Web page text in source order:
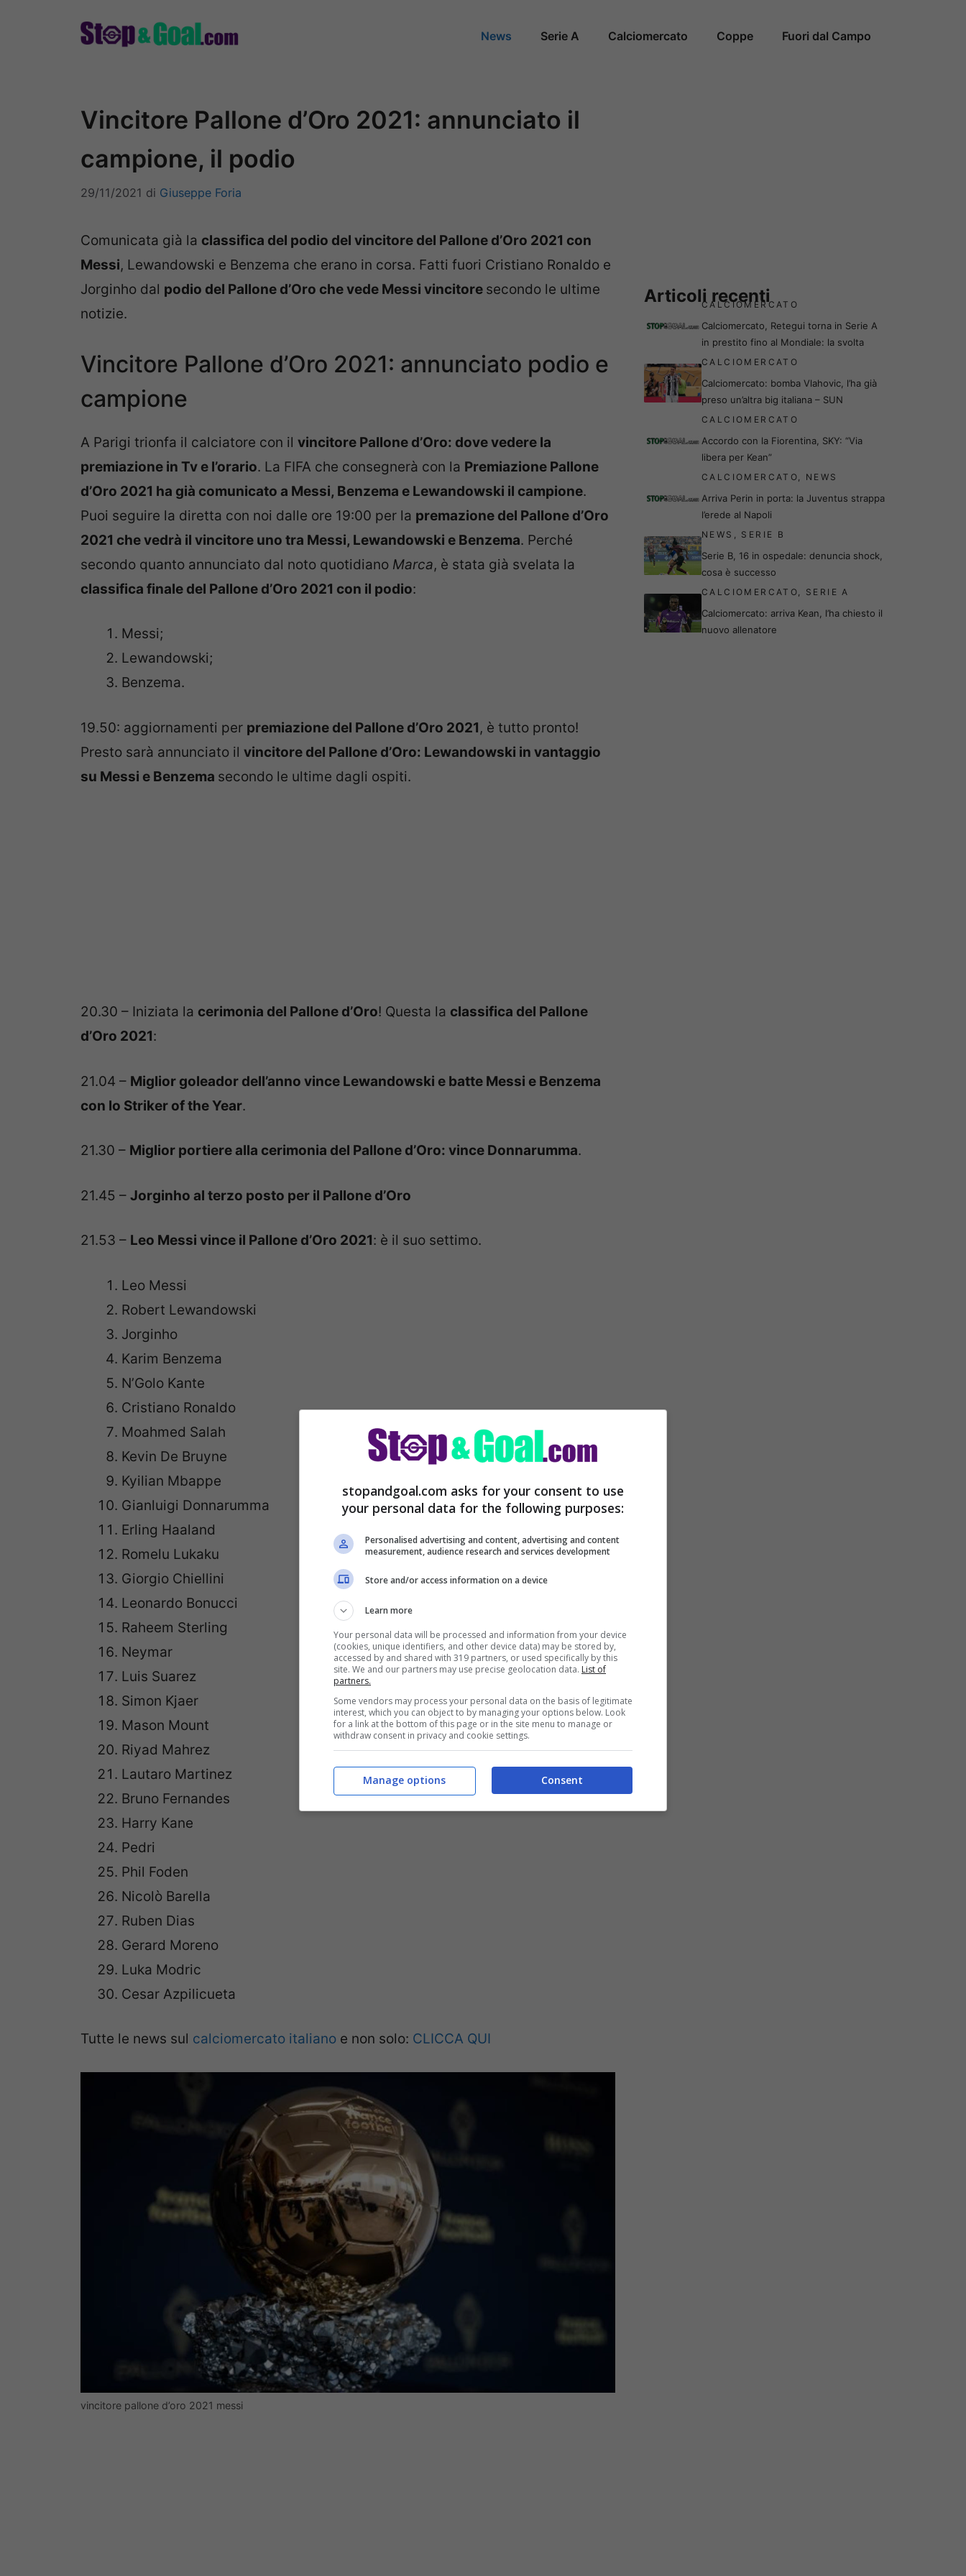
News Serie A Calciomercato Coppe Fuori dal Campo
Vincitore Pallone d’Oro 2021: annunciato il
campione, il podio
29/11/2021 di Giuseppe Foria
Comunicata già la classifica del podio del vincitore del Pallone d’Oro 2021 con
Messi, Lewandowski e Benzema che erano in corsa. Fatti fuori Cristiano Ronaldo e
Jorginho dal podio del Pallone d’Oro che vede Messi vincitore secondo le ultime
notizie.
Vincitore Pallone d’Oro 2021: annunciato podio e
campione
A Parigi trionfa il calciatore con il vincitore Pallone d’Oro: dove vedere la
premiazione in Tv e l’orario. La FIFA che consegnerà con la Premiazione Pallone
d’Oro 2021 ha già comunicato a Messi, Benzema e Lewandowski il campione.
Puoi seguire la diretta con noi dalle ore 19:00 per la premazione del Pallone d’Oro
2021 che vedrà il vincitore uno tra Messi, Lewandowski e Benzema. Perché
secondo quanto annunciato dal noto quotidiano Marca, è stata già svelata la
classifica finale del Pallone d’Oro 2021 con il podio:
Messi;
Lewandowski;
Benzema.
19.50: aggiornamenti per premiazione del Pallone d’Oro 2021, è tutto pronto!
Presto sarà annunciato il vincitore del Pallone d’Oro: Lewandowski in vantaggio
su Messi e Benzema secondo le ultime dagli ospiti.
20.30 – Iniziata la cerimonia del Pallone d’Oro! Questa la classifica del Pallone
d’Oro 2021:
21.04 – Miglior goleador dell’anno vince Lewandowski e batte Messi e Benzema
con lo Striker of the Year.
21.30 – Miglior portiere alla cerimonia del Pallone d’Oro: vince Donnarumma.
21.45 – Jorginho al terzo posto per il Pallone d’Oro
21.53 – Leo Messi vince il Pallone d’Oro 2021: è il suo settimo.
Leo Messi
Robert Lewandowski
Jorginho
Karim Benzema
N’Golo Kante
Cristiano Ronaldo
Moahmed Salah
Kevin De Bruyne
Kyilian Mbappe
Gianluigi Donnarumma
Erling Haaland
Romelu Lukaku
Giorgio Chiellini
Leonardo Bonucci
Raheem Sterling
Neymar
Luis Suarez
Simon Kjaer
Mason Mount
Riyad Mahrez
Lautaro Martinez
Bruno Fernandes
Harry Kane
Pedri
Phil Foden
Nicolò Barella
Ruben Dias
Gerard Moreno
Luka Modric
Cesar Azpilicueta
Tutte le news sul calciomercato italiano e non solo: CLICCA QUI
vincitore pallone d’oro 2021 messi
Articoli recenti
CALCIOMERCATO
Calciomercato, Retegui torna in Serie A
in prestito fino al Mondiale: la svolta
CALCIOMERCATO
Calciomercato: bomba Vlahovic, l’ha già
preso un’altra big italiana – SUN
CALCIOMERCATO
Accordo con la Fiorentina, SKY: “Via
libera per Kean”
CALCIOMERCATO, NEWS
Arriva Perin in porta: la Juventus strappa
l’erede al Napoli
NEWS , SERIE B
Serie B, 16 in ospedale: denuncia shock,
cosa è successo
CALCIOMERCATO, SERIE A
Calciomercato: arriva Kean, l’ha chiesto il
nuovo allenatore
stopandgoal.com asks for your consent to use
your personal data for the following purposes:
Personalised advertising and content, advertising and content
measurement, audience research and services development
Store and/or access information on a device
Learn more
Your personal data will be processed and information from your device
(cookies, unique identifiers, and other device data) may be stored by,
accessed by and shared with 319 partners, or used specifically by this
site. We and our partners may use precise geolocation data. List of
partners.
Some vendors may process your personal data on the basis of legitimate
interest, which you can object to by managing your options below. Look
for a link at the bottom of this page or in the site menu to manage or
withdraw consent in privacy and cookie settings.
Consent
Manage options